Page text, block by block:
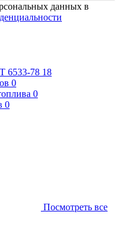
данных в
6533-78 18
0
0
0
Посмотреть все